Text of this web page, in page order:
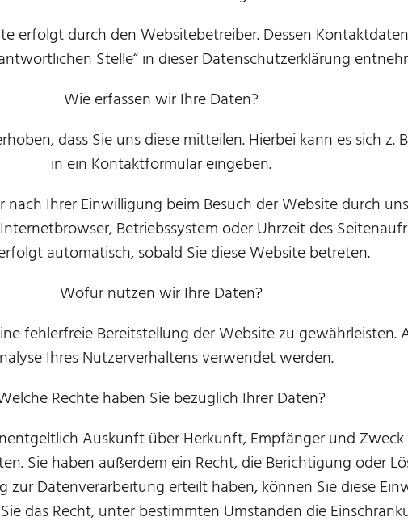
erfolgt durch den Websitebetreiber. Dessen
Stelle“ in dieser Datenschutzerklärung
Wie erfassen wir Ihre Daten?
dass Sie uns diese mitteilen. Hierbei kann es sich z.
in ein Kontaktformular eingeben.
Ihrer Einwilligung beim Besuch der Website durch
Betriebssystem oder Uhrzeit des
automatisch, sobald Sie diese Website betreten.
Wofür nutzen wir Ihre Daten?
fehlerfreie Bereitstellung der Website zu gewährleisten.
Ihres Nutzerverhaltens verwendet werden.
Rechte haben Sie bezüglich Ihrer Daten?
Auskunft über Herkunft, Empfänger und
Sie haben außerdem ein Recht, die Berichtigung oder
zur Datenverarbeitung erteilt haben, können Sie diese
das Recht, unter bestimmten Umständen die